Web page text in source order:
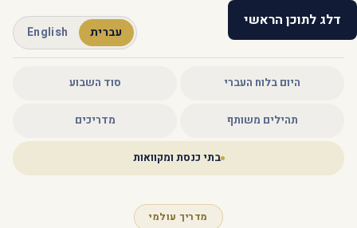
דלג לתוכן הראשי
היום בלוח העברי סוד השבוע
תהילים משותף מדריכים
בתי כנסת ומקוואות
עברית English
מדריך עולמי